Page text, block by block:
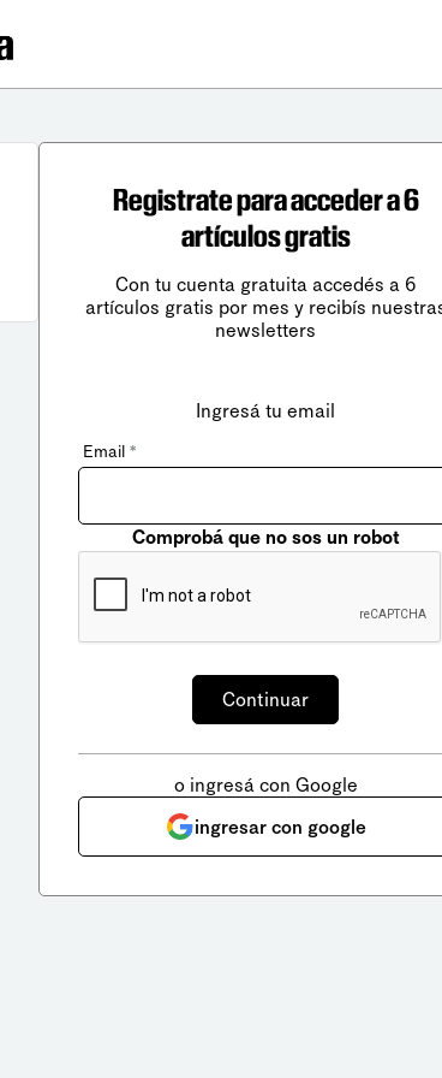
Registrate para acceder a 6
artículos gratis
Con tu cuenta gratuita accedés a 6
artículos gratis por mes y recibís
newsletters
Ingresá tu email
Email *
Comprobá que no sos un robot
o ingresá con Google
ingresar con google